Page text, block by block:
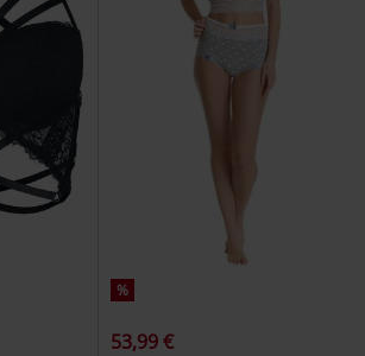
%
53,99 €